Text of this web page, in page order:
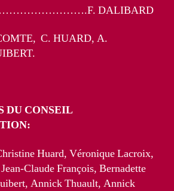
DALIBARD
C. HUARD, A.
DU CONSEIL
Huard, Véronique Lacroix,
Claude François, Bernadette
Annick Thuault, Annick